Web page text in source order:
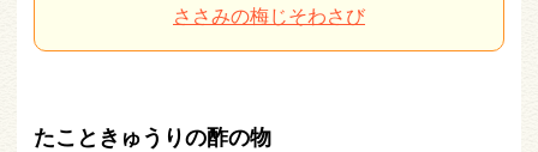
ささみの梅じそわさび
たこときゅうりの酢の物